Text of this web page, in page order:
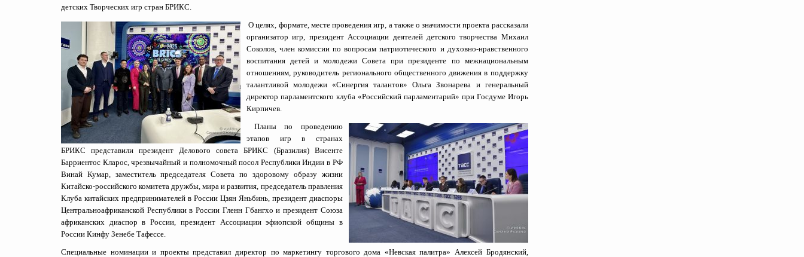
детских Творческих игр стран БРИКС.
О целях, формате, месте проведения игр, а также о значимости проекта рассказали
организатор игр, президент Ассоциации деятелей детского творчества Михаил
Соколов, член комиссии по вопросам патриотического и духовно-нравственного
воспитания детей и молодежи Совета при президенте по межнациональным
отношениям, руководитель регионального общественного движения в поддержку
талантливой молодежи «Синергия талантов» Ольга Звонарева и генеральный
директор парламентского клуба «Российский парламентарий» при Госдуме Игорь
Кирпичев.
Планы по проведению
этапов игр в странах
БРИКС представили президент Делового совета БРИКС (Бразилия) Висенте
Барриентос Кларос, чрезвычайный и полномочный посол Республики Индии в РФ
Винай Кумар, заместитель председателя Совета по здоровому образу жизни
Китайско-российского комитета дружбы, мира и развития, председатель правления
Клуба китайских предпринимателей в России Цзян Яньбинь, президент диаспоры
Центральноафриканской Республики в России Гленн Гбангхо и президент Союза
африканских диаспор в России, президент Ассоциации эфиопской общины в
России Кинфу Зенебе Тафессе.
Специальные номинации и проекты представил директор по маркетингу торгового дома «Невская палитра» Алексей Бродянский,